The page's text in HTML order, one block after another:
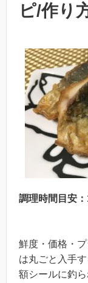
ピ/作り
調理時間目安
鮮度・価格・
は丸ごと入手
額シールに釣